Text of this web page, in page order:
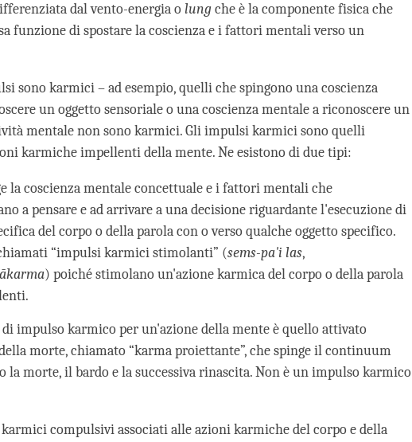
dal vento-energia o lungche è la componente fisica che
funzione di spostare la coscienza e i fattori mentali verso un
sono karmici – ad esempio, quelli che spingono una coscienza
un oggetto sensoriale o una coscienza mentale a riconoscere un
mentale non sono karmici. Gli impulsi karmici sono quelli
karmiche impellenti della mente. Ne esistono di due tipi:
la coscienza mentale concettuale e i fattori mentali che
a pensare e ad arrivare a una decisione riguardante l'esecuzione di
del corpo o della parola con o verso qualche oggetto specifico.
“impulsi karmici stimolanti” (sems-pa'i las,
) poiché stimolano un'azione karmica del corpo o della parola
impulso karmico per un'azione della mente è quello attivato
morte, chiamato “karma proiettante”, che spinge il continuum
la morte, il bardo e la successiva rinascita. Non è un impulso karmico
compulsivi associati alle azioni karmiche del corpo e della